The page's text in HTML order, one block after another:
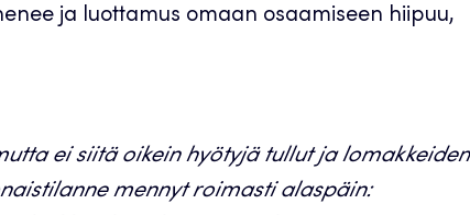
ja luottamus omaan osaamiseen hiipuu,
ei siitä oikein hyötyjä tullut ja lomakkeiden
mennyt roimasti alaspäin: